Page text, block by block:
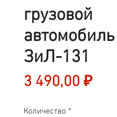
грузовой
автомобиль
ЗиЛ-131
3 490,00 ₽Цена
Количество *